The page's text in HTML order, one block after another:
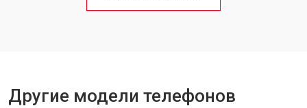
Замена кнопки включения от 1750 ₽
Другие модели телефонов